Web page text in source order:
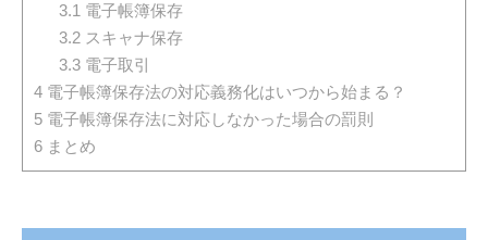
3.1 電子帳簿保存
3.2スキャナ保存
3.3電子取引
4 電子帳簿保存法の対応義務化はいつから始まる？
5 電子帳簿保存法に対応しなかった場合の罰則
6 まとめ